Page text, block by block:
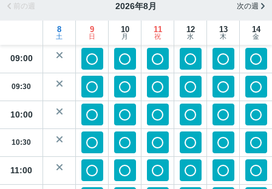
前の週 2026年8月 次の週
8
土
9
日
10
月
11
祝
12
水
13
木
14
金
09:00
09:30
10:00
10:30
11:00